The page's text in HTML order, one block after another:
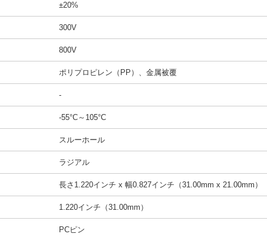
±20%
300V
800V
ポリプロピレン（PP）、金属被覆
-
-55°C～105°C
スルーホール
ラジアル
長さ1.220インチ x 幅0.827インチ（31.00mm x 21.00mm）
1.220インチ（31.00mm）
PCピン